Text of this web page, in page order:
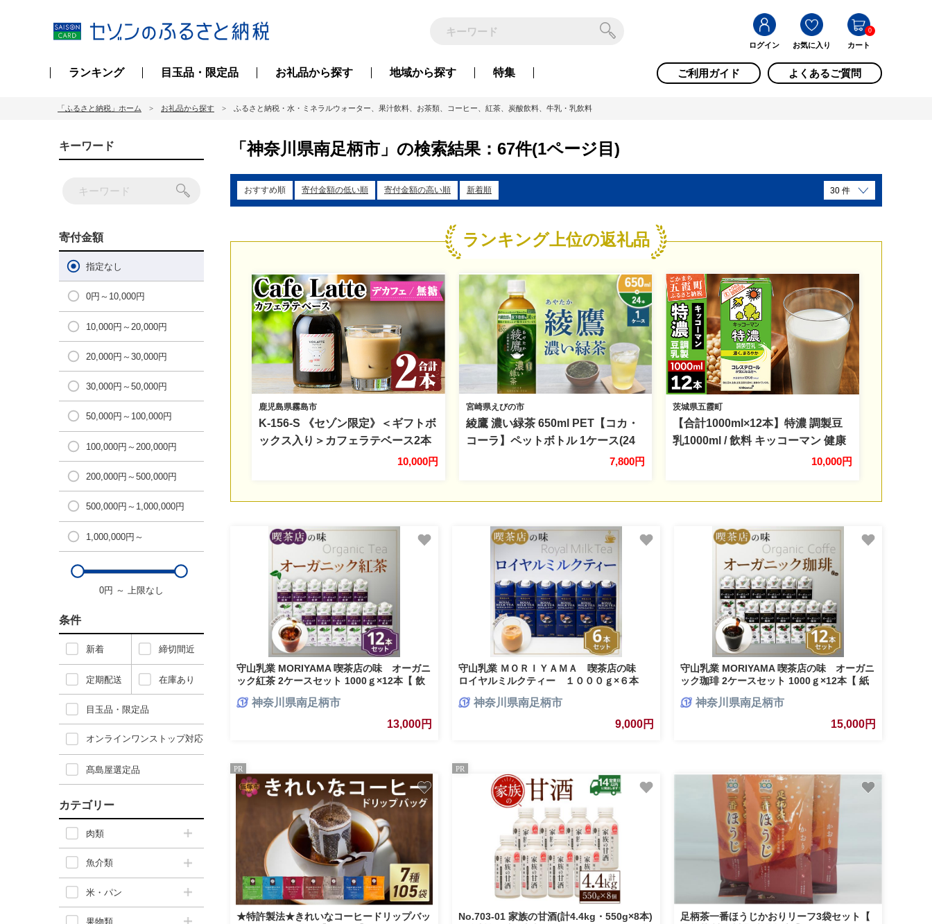
ログイン お気に入り カート
0
ランキング 目玉品・限定品 お礼品から探す 地域から探す 特集 ご利用ガイド よくあるご質問
「ふるさと納税」ホーム お礼品から探す ふるさと納税・水・ミネラルウォーター、果汁飲料、お茶類、コーヒー、紅茶、炭酸飲料、牛乳・乳飲料
キーワード
寄付金額
指定なし
0円～10,000円
10,000円～20,000円
20,000円～30,000円
30,000円～50,000円
50,000円～100,000円
100,000円～200,000円
200,000円～500,000円
500,000円～1,000,000円
1,000,000円～
0円 ～ 上限なし
条件
新着 締切間近
定期配送 在庫あり
目玉品・限定品
オンラインワンストップ対応
髙島屋選定品
カテゴリー
肉類
魚介類
米・パン
果物類
「神奈川県南足柄市」の検索結果：67件(1ページ目)
おすすめ順 寄付金額の低い順 寄付金額の高い順 新着順
ランキング上位の返礼品
鹿児島県霧島市
K-156-S 《セゾン限定》＜ギフトボ
ックス入り＞カフェラテベース2本
(デカフェ：無糖)【ヴォアラ珈琲】
10,000円
宮崎県えびの市
綾鷹 濃い緑茶 650ml PET【コカ・
コーラ】ペットボトル 1ケース(24
本) セット お茶 緑茶 抹茶 日本茶 茶
7,800円
茨城県五霞町
【合計1000ml×12本】特濃 調製豆
乳1000ml / 飲料 キッコーマン 健康
特濃 豆乳飲料 大豆 パック セット
10,000円
守山乳業 MORIYAMA 喫茶店の味 オーガニ
ック紅茶 2ケースセット 1000ｇ×12本【 飲
神奈川県南足柄市
13,000円
守山乳業 ＭＯＲＩＹＡＭＡ 喫茶店の味
ロイヤルミルクティー １０００ｇ×６本
神奈川県南足柄市
9,000円
守山乳業 MORIYAMA 喫茶店の味 オーガニ
ック珈琲 2ケースセット 1000ｇ×12本【 紙
料 神奈川県 南足柄市 】
神奈川県南足柄市
15,000円
PR
★特許製法★きれいなコーヒードリップバッ
PR
No.703-01 家族の甘酒(計4.4kg・550g×8本)
足柄茶一番ほうじかおりリーフ3袋セット【